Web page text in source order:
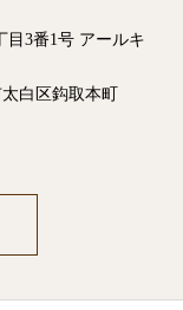
目3番1号 アールキ
太白区鈎取本町